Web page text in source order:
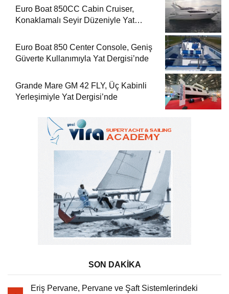
Euro Boat 850CC Cabin Cruiser,
Konaklamalı Seyir Düzeniyle Yat
Euro Boat 850 Center Console, Geniş
Güverte Kullanımıyla Yat Dergisi’nde
Grande Mare GM 42 FLY, Üç Kabinli
Yerleşimiyle Yat Dergisi’nde
SON DAKİKA
Eriş Pervane, Pervane ve Şaft Sistemlerindeki